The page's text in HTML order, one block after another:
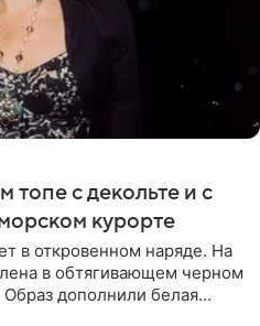
с декольте и с
курорте
в откровенном наряде. На
в обтягивающем черном
Образ дополнили белая